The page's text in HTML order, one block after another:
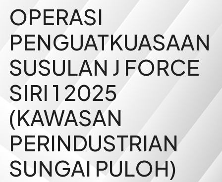
OPERASI
PENGUATKUASAAN
SUSULAN J FORCE
SIRI 1 2025
(KAWASAN
PERINDUSTRIAN
SUNGAI PULOH)